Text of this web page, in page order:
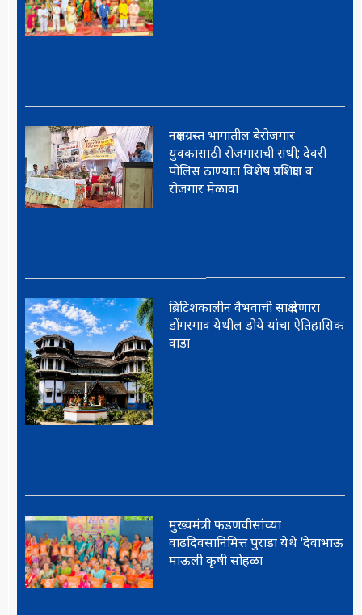
नक्षलग्रस्त भागातील बेरोजगार
युवकांसाठी रोजगाराची संधी; देवरी
पोलिस ठाण्यात विशेष प्रशिक्षण व
रोजगार मेळावा
ब्रिटिशकालीन वैभवाची साक्ष देणारा
डोंगरगाव येथील डोये यांचा ऐतिहासिक
वाडा
मुख्यमंत्री फडणवीसांच्या
वाढदिवसानिमित्त पुराडा येथे ‘देवाभाऊ
माऊली कृषी सोहळा